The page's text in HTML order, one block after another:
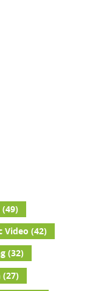
(49)
Video (42)
(32)
(27)